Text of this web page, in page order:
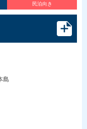
民泊向き
島